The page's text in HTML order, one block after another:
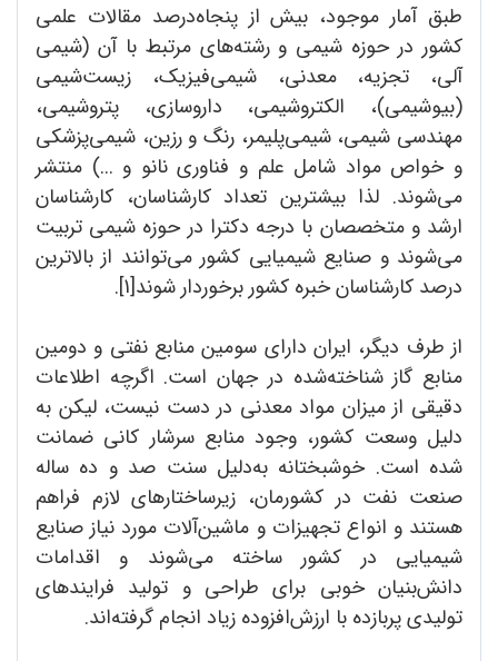
طبق آمار موجود، بیش از پنجاه‌درصد مقالات علمی
کشور در حوزه شیمی و رشته‌های مرتبط با آن (شیمی
آلی، تجزیه، معدنی، شیمی‌فیزیک، زیست‌شیمی
(بیوشیمی)، الکتروشیمی، داروسازی، پتروشیمی،
مهندسی شیمی، شیمی‌پلیمر، رنگ و رزین، شیمی‌پزشکی
و خواص مواد شامل علم و فناوری نانو و ...) منتشر
می‌شوند. لذا بیشترین تعداد کارشناسان، کارشناسان
ارشد و متخصصان با درجه دکترا در حوزه شیمی تربیت
می‌شوند و صنایع شیمیایی کشور می‌توانند از بالاترین
درصد کارشناسان خبره کشور برخوردار شوند[1].
از طرف دیگر، ایران دارای سومین منابع نفتی و دومین
منابع گاز شناخته‌شده در جهان است. اگرچه اطلاعات
دقیقی از میزان مواد معدنی در دست نیست، لیکن به
دلیل وسعت کشور، وجود منابع سرشار کانی ضمانت
شده است. خوشبختانه به‌دلیل سنت صد و ده ساله
صنعت نفت در کشورمان، زیرساختارهای لازم فراهم
هستند و انواع تجهیزات و ماشین‌آلات مورد نیاز صنایع
شیمیایی در کشور ساخته می‌شوند و اقدامات
دانش‌بنیان خوبی برای طراحی و تولید فرایندهای
تولیدی پربازده با ارزش‌افزوده زیاد انجام گرفته‌اند.